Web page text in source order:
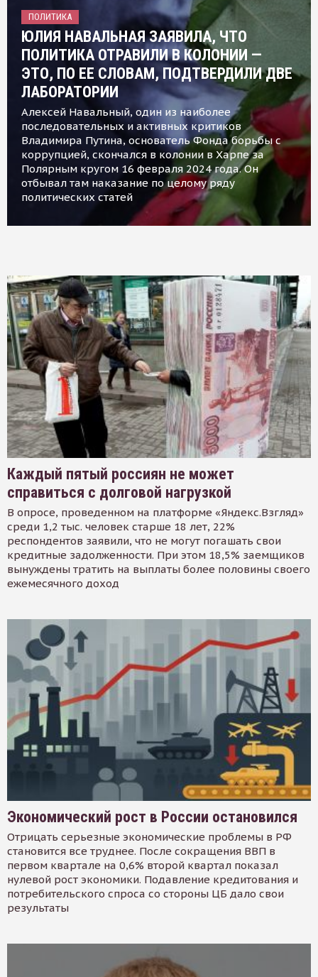
ПОЛИТИКА
ЮЛИЯ НАВАЛЬНАЯ ЗАЯВИЛА, ЧТО
ПОЛИТИКА ОТРАВИЛИ В КОЛОНИИ —
ЭТО, ПО ЕЕ СЛОВАМ, ПОДТВЕРДИЛИ ДВЕ
ЛАБОРАТОРИИ
Алексей Навальный, один из наиболее
последовательных и активных критиков
Владимира Путина, основатель Фонда борьбы с
коррупцией, скончался в колонии в Харпе за
Полярным кругом 16 февраля 2024 года. Он
отбывал там наказание по целому ряду
политических статей
Каждый пятый россиян не может
справиться с долговой нагрузкой
В опросе, проведенном на платформе «Яндекс.Взгляд»
среди 1,2 тыс. человек старше 18 лет, 22%
респондентов заявили, что не могут погашать свои
кредитные задолженности. При этом 18,5% заемщиков
вынуждены тратить на выплаты более половины своего
ежемесячного доход
Экономический рост в России остановился
Отрицать серьезные экономические проблемы в РФ
становится все труднее. После сокращения ВВП в
первом квартале на 0,6% второй квартал показал
нулевой рост экономики. Подавление кредитования и
потребительского спроса со стороны ЦБ дало свои
результаты